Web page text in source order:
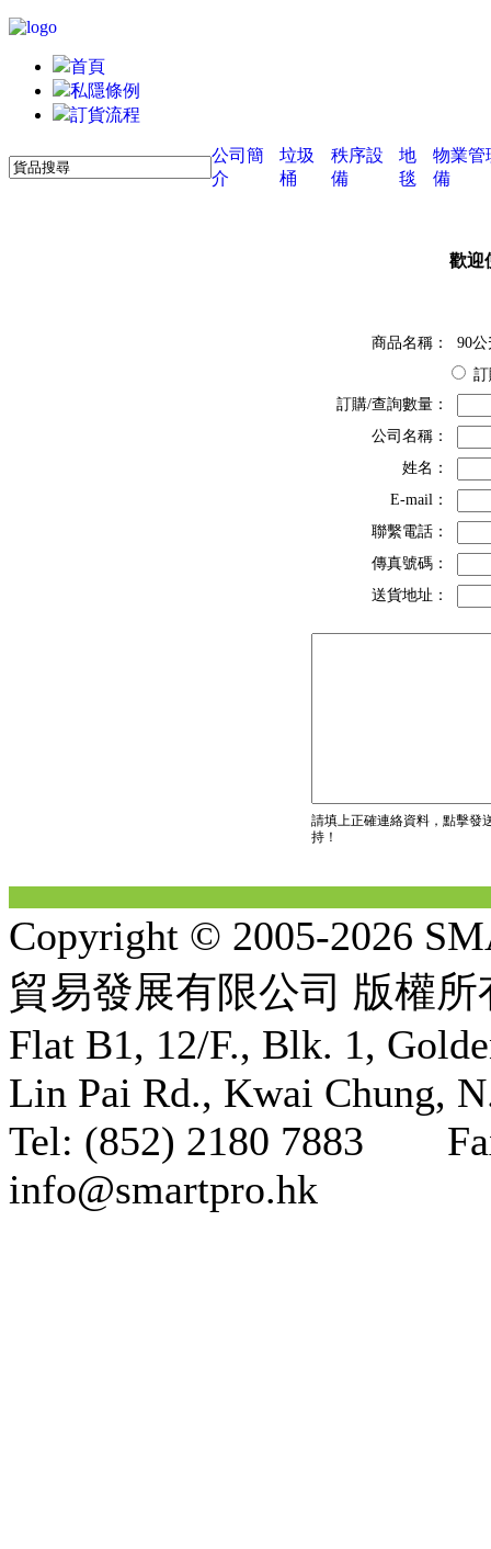
首頁
私隱條例
訂貨流程
公司簡
介
垃圾
桶
秩序設
備
地
毯
物業管
備
歡迎
商品名稱：
90
訂購/查詢數量：
公司名稱：
姓名：
E-mail：
聯繫電話：
傳真號碼：
送貨地址：
請填上正確連絡資料，點擊發
持！
Copyright © 2005-2026
貿易發展有限公司 版權
Flat B1, 12/F., Blk. 1,
Lin Pai Rd., Kwai Chung,
Tel: (852) 2180 7883
info@smartpro.hk